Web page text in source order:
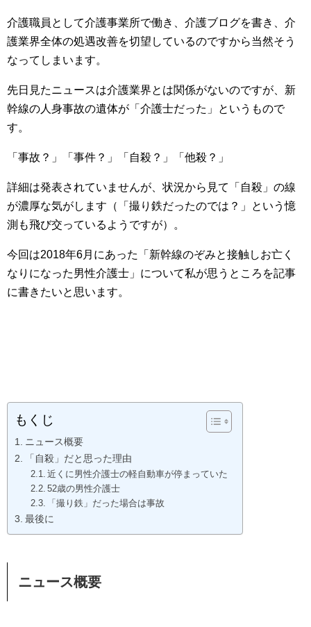
介護職員として介護事業所で働き、介護ブログを書き、介
護業界全体の処遇改善を切望しているのですから当然そう
なってしまいます。
先日見たニュースは介護業界とは関係がないのですが、新
幹線の人身事故の遺体が「介護士だった」というもので
す。
「事故？」「事件？」「自殺？」「他殺？」
詳細は発表されていませんが、状況から見て「自殺」の線
が濃厚な気がします（「撮り鉄だったのでは？」という憶
測も飛び交っているようですが）。
今回は2018年6月にあった「新幹線のぞみと接触しお亡く
なりになった男性介護士」について私が思うところを記事
に書きたいと思います。
もくじ
ニュース概要
「自殺」だと思った理由
近くに男性介護士の軽自動車が停まっていた
52歳の男性介護士
「撮り鉄」だった場合は事故
最後に
ニュース概要